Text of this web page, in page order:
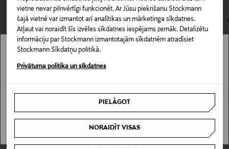
vietne nevar pilnvērtīgi funkcionēt. Ar Jūsu piekrišanu Stockmann
šajā vietnē var izmantot arī analītikas un mārketinga sīkdatnes.
Atļaut vai noraidīt šīs izvēles sīkdatnes iespējams zemāk. Detalizētu
informāciju par Stockmann izmantotajām sīkdatnēm atradīsiet
Stockmann Sīkdatņu politikā.
Privātuma politika un sīkdatnes
PIELĀGOT
NORAIDĪT VISAS
Nakts krēms
Produkta drošības
apgalvojums
Ja viela nokļūst acīs, nekavējoties skalot ar lielu
kas tiek atdoti atpakaļ, ir jābūt to sākotnējā neatvērtajā
iepakojumā.
PREČU ATGRIEŠANAS POLITIKA
Stockmann nav pieejams tavā valstī.
I UNDERSTAND